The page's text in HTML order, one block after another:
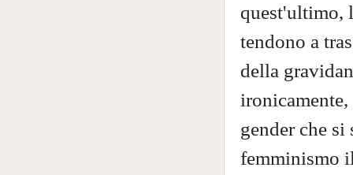
quest'ultimo,
tendono a
della
gender che
femminismo